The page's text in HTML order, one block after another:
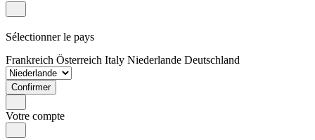
Sélectionner le pays
Frankreich Österreich Italy Niederlande Deutschland
Confirmer
Votre compte